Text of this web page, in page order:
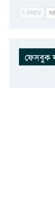
PREV
ফেসবুক